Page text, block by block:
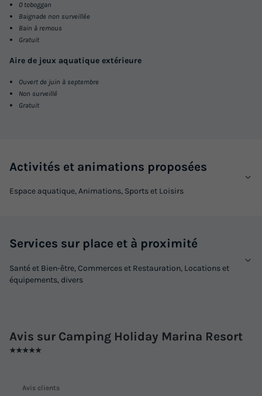
0 toboggan
Baignade non surveillée
Bain à remous
Gratuit
Aire de jeux aquatique extérieure
Ouvert de juin à septembre
Non surveillé
Gratuit
Activités et animations proposées
Espace aquatique, Animations, Sports et Loisirs
Services sur place et à proximité
Santé et Bien-être, Commerces et Restauration, Locations et
équipements, divers
Avis sur Camping Holiday Marina Resort
★★★★★
Avis clients